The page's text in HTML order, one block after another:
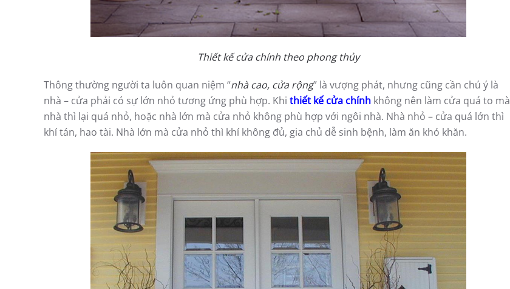
Thiết kế cửa chính theo phong thủy
Thông thường người ta luôn quan niệm “nhà cao, cửa rộng” là vượng phát, nhưng cũng cần chú ý là
nhà – cửa phải có sự lớn nhỏ tương ứng phù hợp. Khi thiết kế cửa chính không nên làm cửa quá to mà
nhà thì lại quá nhỏ, hoặc nhà lớn mà cửa nhỏ không phù hợp với ngôi nhà. Nhà nhỏ – cửa quá lớn thì
khí tán, hao tài. Nhà lớn mà cửa nhỏ thì khí không đủ, gia chủ dễ sinh bệnh, làm ăn khó khăn.